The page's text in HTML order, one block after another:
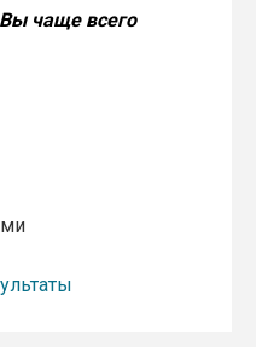
чаще всего